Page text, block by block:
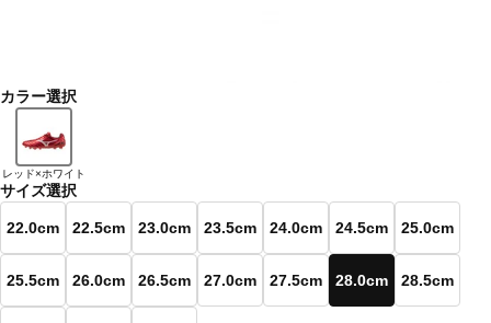
カラー選択
レッド×ホワイト
サイズ選択
22.0cm 22.5cm 23.0cm 23.5cm 24.0cm 24.5cm 25.0cm
25.5cm 26.0cm 26.5cm 27.0cm 27.5cm 28.0cm 28.5cm